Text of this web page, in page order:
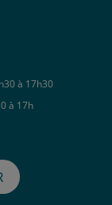
à 17h30
à 17h